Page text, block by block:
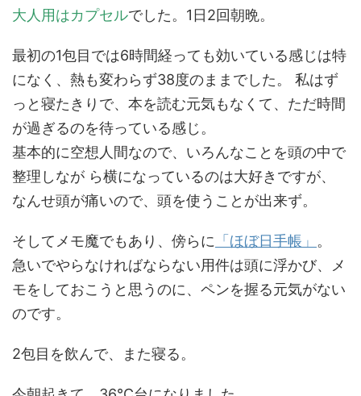
大人用はカプセルでした。1日2回朝晩。
最初の1包目では6時間経っても効いている感じは特
になく、熱も変わらず38度のままでした。 私はず
っと寝たきりで、本を読む元気もなくて、ただ時間
が過ぎるのを待っている感じ。
基本的に空想人間なので、いろんなことを頭の中で
整理しなが ら横になっているのは大好きですが、
なんせ頭が痛いので、頭を使うことが出来ず。
そしてメモ魔でもあり、傍らに 「ほぼ日手帳」 。
急いでやらなければならない用件は頭に浮かび、メ
モをしておこうと思うのに、ペンを握る元気がない
のです。
2包目を飲んで、また寝る。